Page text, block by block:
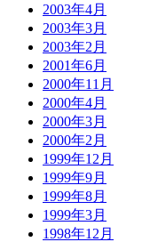
2003年4月
2003年3月
2003年2月
2001年6月
2000年11月
2000年4月
2000年3月
2000年2月
1999年12月
1999年9月
1999年8月
1999年3月
1998年12月